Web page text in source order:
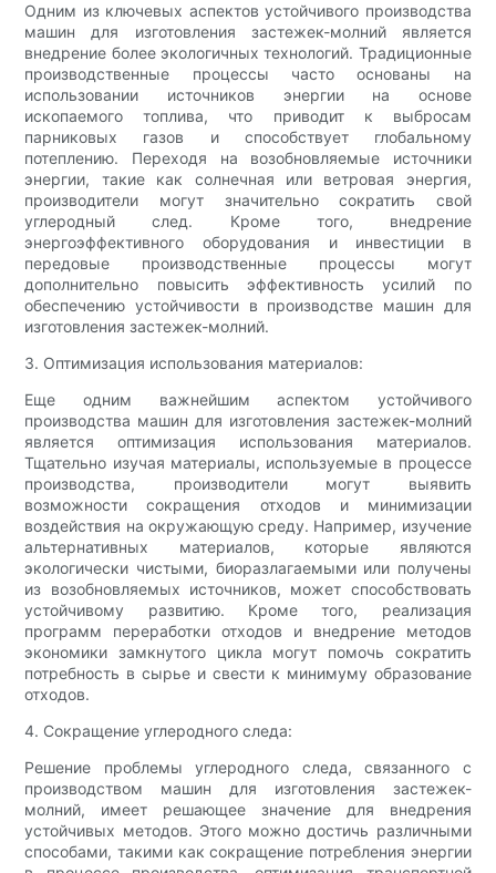
Одним из ключевых аспектов устойчивого производства
машин для изготовления застежек-молний является
внедрение более экологичных технологий. Традиционные
производственные процессы часто основаны на
использовании источников энергии на основе
ископаемого топлива, что приводит к выбросам
парниковых газов и способствует глобальному
потеплению. Переходя на возобновляемые источники
энергии, такие как солнечная или ветровая энергия,
производители могут значительно сократить свой
углеродный след. Кроме того, внедрение
энергоэффективного оборудования и инвестиции в
передовые производственные процессы могут
дополнительно повысить эффективность усилий по
обеспечению устойчивости в производстве машин для
изготовления застежек-молний.
3. Оптимизация использования материалов:
Еще одним важнейшим аспектом устойчивого
производства машин для изготовления застежек-молний
является оптимизация использования материалов.
Тщательно изучая материалы, используемые в процессе
производства, производители могут выявить
возможности сокращения отходов и минимизации
воздействия на окружающую среду. Например, изучение
альтернативных материалов, которые являются
экологически чистыми, биоразлагаемыми или получены
из возобновляемых источников, может способствовать
устойчивому развитию. Кроме того, реализация
программ переработки отходов и внедрение методов
экономики замкнутого цикла могут помочь сократить
потребность в сырье и свести к минимуму образование
отходов.
4. Сокращение углеродного следа:
Решение проблемы углеродного следа, связанного с
производством машин для изготовления застежек-
молний, имеет решающее значение для внедрения
устойчивых методов. Этого можно достичь различными
способами, такими как сокращение потребления энергии